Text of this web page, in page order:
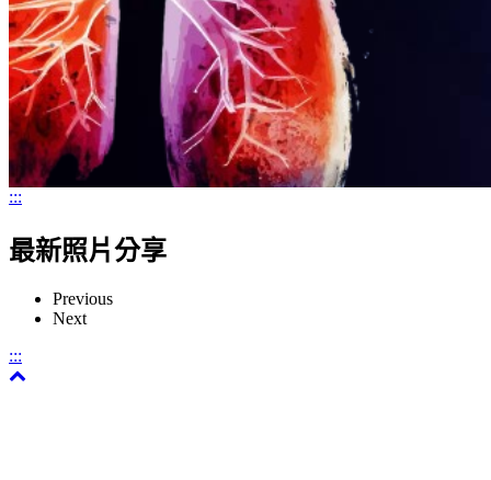
:::
最新照片分享
Previous
Next
:::